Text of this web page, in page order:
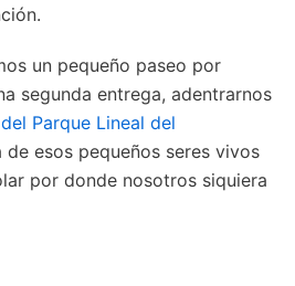
un pequeño paseo por
segunda entrega, adentrarnos
Parque Lineal del
de esos pequeños seres vivos
por donde nosotros siquiera